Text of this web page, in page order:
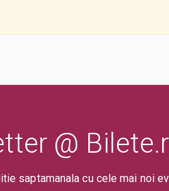
@
saptamanala cu cele mai noi